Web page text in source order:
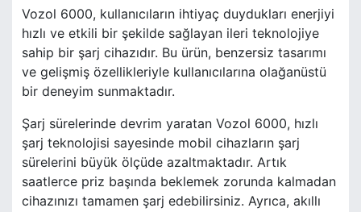
Vozol 6000, kullanıcıların ihtiyaç duydukları enerjiyi
hızlı ve etkili bir şekilde sağlayan ileri teknolojiye
sahip bir şarj cihazıdır. Bu ürün, benzersiz tasarımı
ve gelişmiş özellikleriyle kullanıcılarına olağanüstü
bir deneyim sunmaktadır.
Şarj sürelerinde devrim yaratan Vozol 6000, hızlı
şarj teknolojisi sayesinde mobil cihazların şarj
sürelerini büyük ölçüde azaltmaktadır. Artık
saatlerce priz başında beklemek zorunda kalmadan
cihazınızı tamamen şarj edebilirsiniz. Ayrıca, akıllı